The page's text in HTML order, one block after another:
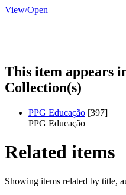
View/Open
This item appears
Collection(s)
PPG Educação [397]
PPG Educação
Related items
Showing items related by title,